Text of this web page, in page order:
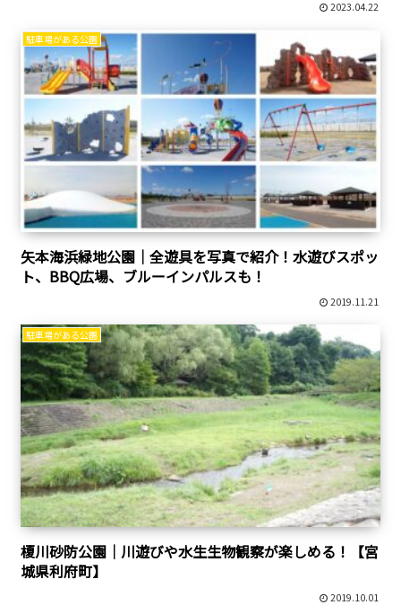
2023.04.22
駐車場がある公園
矢本海浜緑地公園｜全遊具を写真で紹介！水遊びスポッ
ト、BBQ広場、ブルーインパルスも！
2019.11.21
駐車場がある公園
榎川砂防公園｜川遊びや水生生物観察が楽しめる！【宮
城県利府町】
2019.10.01